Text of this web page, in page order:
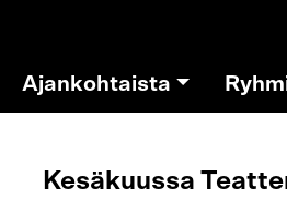
Ajankohtaista
Kesäkuussa